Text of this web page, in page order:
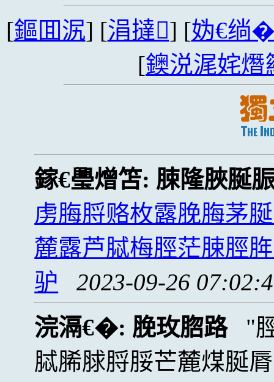
[鏂囬泦] [涓撻] [妫€绱
[鐭涚浘姹熸
鎵€璺熷笘: 脨隆脥脠
虏脢脟赂枚露脕脢茅
麓露芦脦梅脛茫脨脛
驴
2023-09-26
浣滆€�: 脕玫脗路
脦脪脙脟脮芒麓煤脠